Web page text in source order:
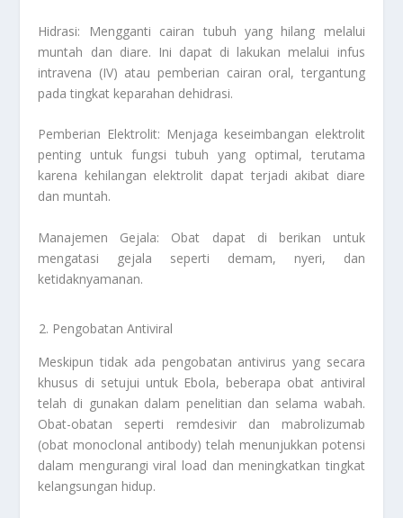
Hidrasi: Mengganti cairan tubuh yang hilang melalui
muntah dan diare. Ini dapat di lakukan melalui infus
intravena (IV) atau pemberian cairan oral, tergantung
pada tingkat keparahan dehidrasi.
Pemberian Elektrolit: Menjaga keseimbangan elektrolit
penting untuk fungsi tubuh yang optimal, terutama
karena kehilangan elektrolit dapat terjadi akibat diare
dan muntah.
Manajemen Gejala: Obat dapat di berikan untuk
mengatasi gejala seperti demam, nyeri, dan
ketidaknyamanan.
Pengobatan Antiviral
Meskipun tidak ada pengobatan antivirus yang secara
khusus di setujui untuk Ebola, beberapa obat antiviral
telah di gunakan dalam penelitian dan selama wabah.
Obat-obatan seperti remdesivir dan mabrolizumab
(obat monoclonal antibody) telah menunjukkan potensi
dalam mengurangi viral load dan meningkatkan tingkat
kelangsungan hidup.